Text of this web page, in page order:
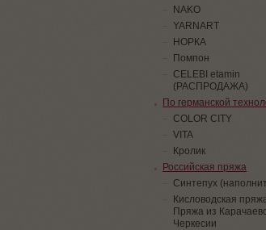
NAKO
YARNART
НОРКА
Помпон
СELEBI etamin
(РАСПРОДАЖА)
По германской
COLOR CITY
VITA
Кролик
Российская пряжа
Синтепух
Кисловодская
Пряжа из
Черкесии